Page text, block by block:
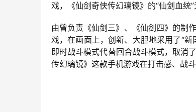
戏，《仙剑奇侠传幻璃镜》的“仙剑血统”
由曾负责《仙剑三》、《仙剑四》的制
戏，在画面上，创新、大胆地采用了“
即时战斗模式代替回合战斗模式，取消
传幻璃镜》这款手机游戏在打击感、战